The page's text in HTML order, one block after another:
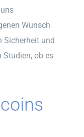
Wunsch
Sicherheit und
ob es